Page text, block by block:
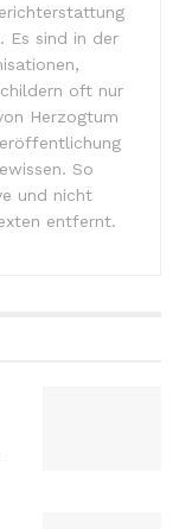
Es sind in der
oft nur
Herzogtum
So
und nicht
entfernt.